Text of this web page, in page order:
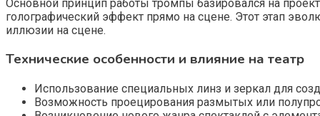
Основной принцип работы тромпы базировался на
голографический эффект прямо на сцене. Этот этап
иллюзии на сцене.
Технические особенности и влияние на театр
Использование специальных линз и зеркал для
Возможность проецирования размытых или